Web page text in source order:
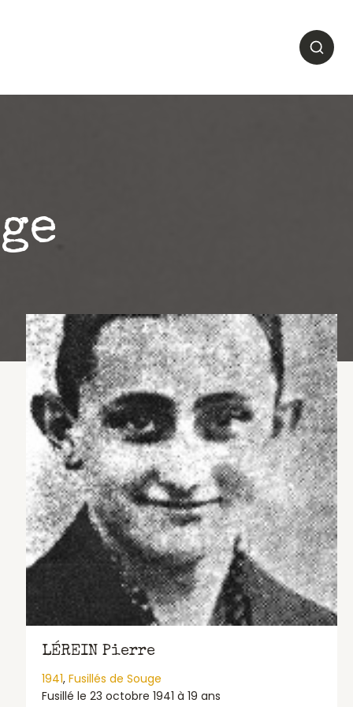
LÉREIN Pierre
1941,Fusillés de Souge
Fusillé le 23 octobre 1941 à 19 ans